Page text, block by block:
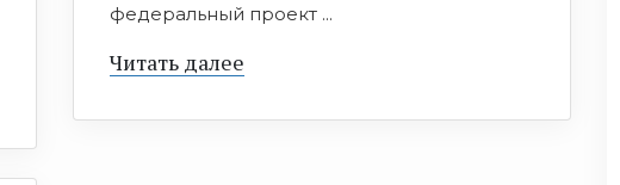
федеральный проект ...
Читать далее